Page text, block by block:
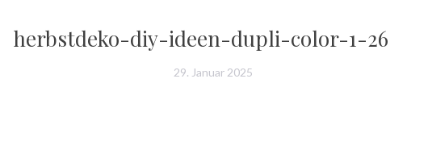
herbstdeko-diy-ideen-dupli-color-1-26
29. Januar 2025